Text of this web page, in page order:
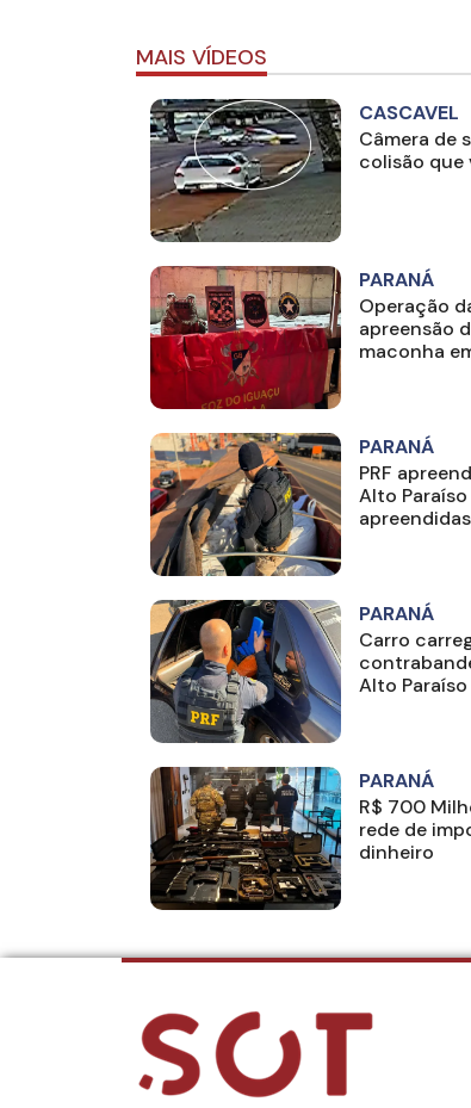
MAIS VÍDEOS
CASCAVEL
Câmera de
colisão que
PARANÁ
Operação
apreensão
maconha
PARANÁ
PRF
Alto
PARANÁ
Carro
Alto Paraíso
PARANÁ
R$ 700
rede de
dinheiro